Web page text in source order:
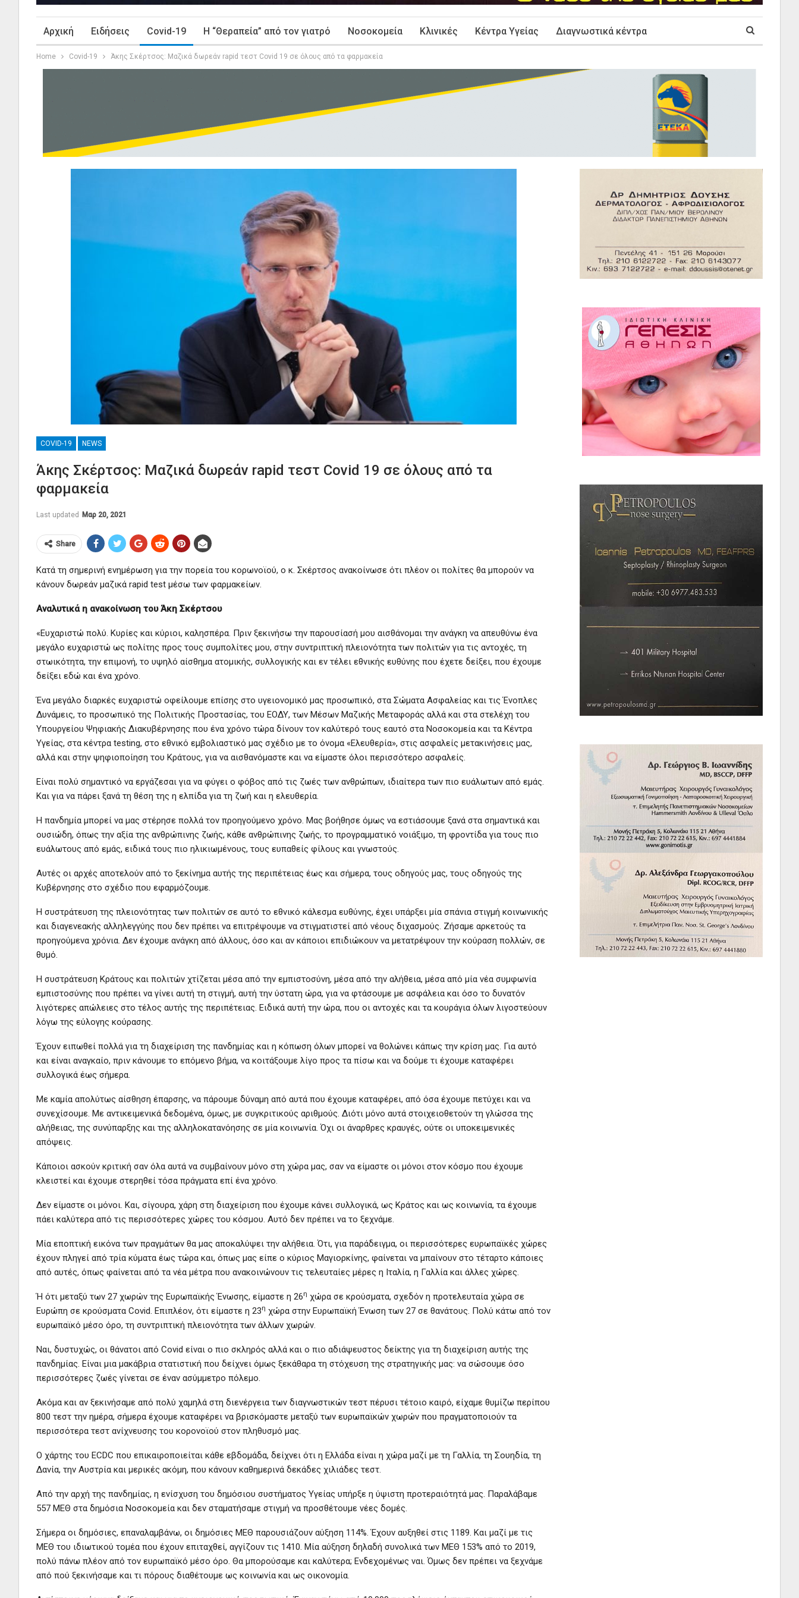
Αρχική Ειδήσεις Covid-19 Η “Θεραπεία” από τον γιατρό Νοσοκομεία Κλινικές Κέντρα Υγείας Διαγνωστικά κέντρα
Home Covid-19 Άκης Σκέρτσος: Μαζικά δωρεάν rapid τεστ Covid 19 σε όλους από τα φαρμακεία
COVID-19 NEWS
Άκης Σκέρτσος: Μαζικά δωρεάν rapid τεστ Covid 19 σε όλους από τα
φαρμακεία
Last updated Μαρ 20, 2021
Share
Κατά τη σημερινή ενημέρωση για την πορεία του κορωνοϊού, ο κ. Σκέρτσος ανακοίνωσε ότι πλέον οι πολίτες θα μπορούν να
κάνουν δωρεάν μαζικά rapid test μέσω των φαρμακείων.
Αναλυτικά η ανακοίνωση του Άκη Σκέρτσου
«Ευχαριστώ πολύ. Κυρίες και κύριοι, καλησπέρα. Πριν ξεκινήσω την παρουσίασή μου αισθάνομαι την ανάγκη να απευθύνω ένα
μεγάλο ευχαριστώ ως πολίτης προς τους συμπολίτες μου, στην συντριπτική πλειονότητα των πολιτών για τις αντοχές, τη
στωικότητα, την επιμονή, το υψηλό αίσθημα ατομικής, συλλογικής και εν τέλει εθνικής ευθύνης που έχετε δείξει, που έχουμε
δείξει εδώ και ένα χρόνο.
Ένα μεγάλο διαρκές ευχαριστώ οφείλουμε επίσης στο υγειονομικό μας προσωπικό, στα Σώματα Ασφαλείας και τις Ένοπλες
Δυνάμεις, το προσωπικό της Πολιτικής Προστασίας, του ΕΟΔΥ, των Μέσων Μαζικής Μεταφοράς αλλά και στα στελέχη του
Υπουργείου Ψηφιακής Διακυβέρνησης που ένα χρόνο τώρα δίνουν τον καλύτερό τους εαυτό στα Νοσοκομεία και τα Κέντρα
Υγείας, στα κέντρα testing, στο εθνικό εμβολιαστικό μας σχέδιο με το όνομα «Ελευθερία», στις ασφαλείς μετακινήσεις μας,
αλλά και στην ψηφιοποίηση του Κράτους, για να αισθανόμαστε και να είμαστε όλοι περισσότερο ασφαλείς.
Είναι πολύ σημαντικό να εργάζεσαι για να φύγει ο φόβος από τις ζωές των ανθρώπων, ιδιαίτερα των πιο ευάλωτων από εμάς.
Και για να πάρει ξανά τη θέση της η ελπίδα για τη ζωή και η ελευθερία.
Η πανδημία μπορεί να μας στέρησε πολλά τον προηγούμενο χρόνο. Μας βοήθησε όμως να εστιάσουμε ξανά στα σημαντικά και
ουσιώδη, όπως την αξία της ανθρώπινης ζωής, κάθε ανθρώπινης ζωής, το προγραμματικό νοιάξιμο, τη φροντίδα για τους πιο
ευάλωτους από εμάς, ειδικά τους πιο ηλικιωμένους, τους ευπαθείς φίλους και γνωστούς.
Αυτές οι αρχές αποτελούν από το ξεκίνημα αυτής της περιπέτειας έως και σήμερα, τους οδηγούς μας, τους οδηγούς της
Κυβέρνησης στο σχέδιο που εφαρμόζουμε.
Η συστράτευση της πλειονότητας των πολιτών σε αυτό το εθνικό κάλεσμα ευθύνης, έχει υπάρξει μία σπάνια στιγμή κοινωνικής
και διαγενεακής αλληλεγγύης που δεν πρέπει να επιτρέψουμε να στιγματιστεί από νέους διχασμούς. Ζήσαμε αρκετούς τα
προηγούμενα χρόνια. Δεν έχουμε ανάγκη από άλλους, όσο και αν κάποιοι επιδιώκουν να μετατρέψουν την κούραση πολλών, σε
θυμό.
Η συστράτευση Κράτους και πολιτών χτίζεται μέσα από την εμπιστοσύνη, μέσα από την αλήθεια, μέσα από μία νέα συμφωνία
εμπιστοσύνης που πρέπει να γίνει αυτή τη στιγμή, αυτή την ύστατη ώρα, για να φτάσουμε με ασφάλεια και όσο το δυνατόν
λιγότερες απώλειες στο τέλος αυτής της περιπέτειας. Ειδικά αυτή την ώρα, που οι αντοχές και τα κουράγια όλων λιγοστεύουν
λόγω της εύλογης κούρασης.
Έχουν ειπωθεί πολλά για τη διαχείριση της πανδημίας και η κόπωση όλων μπορεί να θολώνει κάπως την κρίση μας. Για αυτό
και είναι αναγκαίο, πριν κάνουμε το επόμενο βήμα, να κοιτάξουμε λίγο προς τα πίσω και να δούμε τι έχουμε καταφέρει
συλλογικά έως σήμερα.
Με καμία απολύτως αίσθηση έπαρσης, να πάρουμε δύναμη από αυτά που έχουμε καταφέρει, από όσα έχουμε πετύχει και να
συνεχίσουμε. Με αντικειμενικά δεδομένα, όμως, με συγκριτικούς αριθμούς. Διότι μόνο αυτά στοιχειοθετούν τη γλώσσα της
αλήθειας, της συνύπαρξης και της αλληλοκατανόησης σε μία κοινωνία. Όχι οι άναρθρες κραυγές, ούτε οι υποκειμενικές
απόψεις.
Κάποιοι ασκούν κριτική σαν όλα αυτά να συμβαίνουν μόνο στη χώρα μας, σαν να είμαστε οι μόνοι στον κόσμο που έχουμε
κλειστεί και έχουμε στερηθεί τόσα πράγματα επί ένα χρόνο.
Δεν είμαστε οι μόνοι. Και, σίγουρα, χάρη στη διαχείριση που έχουμε κάνει συλλογικά, ως Κράτος και ως κοινωνία, τα έχουμε
πάει καλύτερα από τις περισσότερες χώρες του κόσμου. Αυτό δεν πρέπει να το ξεχνάμε.
Μία εποπτική εικόνα των πραγμάτων θα μας αποκαλύψει την αλήθεια. Ότι, για παράδειγμα, οι περισσότερες ευρωπαϊκές χώρες
έχουν πληγεί από τρία κύματα έως τώρα και, όπως μας είπε ο κύριος Μαγιορκίνης, φαίνεται να μπαίνουν στο τέταρτο κάποιες
από αυτές, όπως φαίνεται από τα νέα μέτρα που ανακοινώνουν τις τελευταίες μέρες η Ιταλία, η Γαλλία και άλλες χώρες.
Ή ότι μεταξύ των 27 χωρών της Ευρωπαϊκής Ένωσης, είμαστε η 26η χώρα σε κρούσματα, σχεδόν η προτελευταία χώρα σε
Ευρώπη σε κρούσματα Covid. Επιπλέον, ότι είμαστε η 23η χώρα στην Ευρωπαϊκή Ένωση των 27 σε θανάτους. Πολύ κάτω από τον
ευρωπαϊκό μέσο όρο, τη συντριπτική πλειονότητα των άλλων χωρών.
Ναι, δυστυχώς, οι θάνατοι από Covid είναι ο πιο σκληρός αλλά και ο πιο αδιάψευστος δείκτης για τη διαχείριση αυτής της
πανδημίας. Είναι μια μακάβρια στατιστική που δείχνει όμως ξεκάθαρα τη στόχευση της στρατηγικής μας: να σώσουμε όσο
περισσότερες ζωές γίνεται σε έναν ασύμμετρο πόλεμο.
Ακόμα και αν ξεκινήσαμε από πολύ χαμηλά στη διενέργεια των διαγνωστικών τεστ πέρυσι τέτοιο καιρό, είχαμε θυμίζω περίπου
800 τεστ την ημέρα, σήμερα έχουμε καταφέρει να βρισκόμαστε μεταξύ των ευρωπαϊκών χωρών που πραγματοποιούν τα
περισσότερα τεστ ανίχνευσης του κορονοϊού στον πληθυσμό μας.
Ο χάρτης του ECDC που επικαιροποιείται κάθε εβδομάδα, δείχνει ότι η Ελλάδα είναι η χώρα μαζί με τη Γαλλία, τη Σουηδία, τη
Δανία, την Αυστρία και μερικές ακόμη, που κάνουν καθημερινά δεκάδες χιλιάδες τεστ.
Από την αρχή της πανδημίας, η ενίσχυση του δημόσιου συστήματος Υγείας υπήρξε η ύψιστη προτεραιότητά μας. Παραλάβαμε
557 ΜΕΘ στα δημόσια Νοσοκομεία και δεν σταματήσαμε στιγμή να προσθέτουμε νέες δομές.
Σήμερα οι δημόσιες, επαναλαμβάνω, οι δημόσιες ΜΕΘ παρουσιάζουν αύξηση 114%. Έχουν αυξηθεί στις 1189. Και μαζί με τις
ΜΕΘ του ιδιωτικού τομέα που έχουν επιταχθεί, αγγίζουν τις 1410. Μία αύξηση δηλαδή συνολικά των ΜΕΘ 153% από το 2019,
πολύ πάνω πλέον από τον ευρωπαϊκό μέσο όρο. Θα μπορούσαμε και καλύτερα; Ενδεχομένως ναι. Όμως δεν πρέπει να ξεχνάμε
από πού ξεκινήσαμε και τι πόρους διαθέτουμε ως κοινωνία και ως οικονομία.